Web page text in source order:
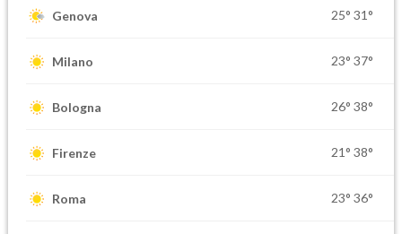
Genova 25° 31°
Milano 23° 37°
Bologna 26° 38°
Firenze 21° 38°
Roma 23° 36°